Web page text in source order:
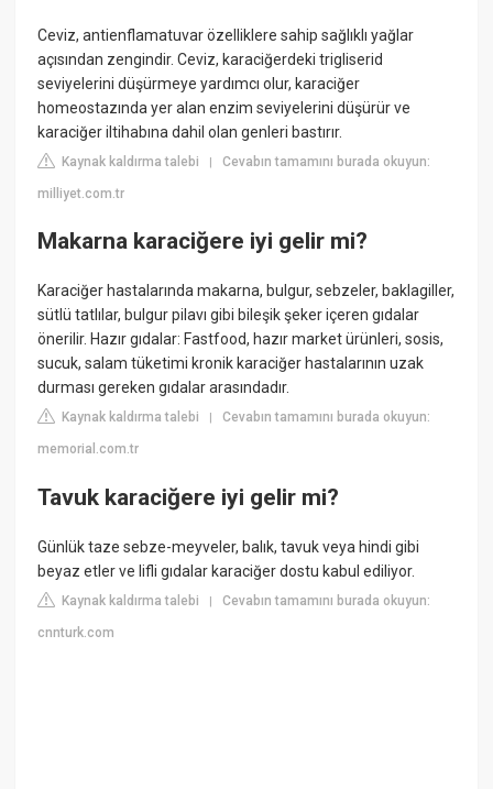
Ceviz, antienflamatuvar özelliklere sahip sağlıklı yağlar
açısından zengindir. Ceviz, karaciğerdeki trigliserid
seviyelerini düşürmeye yardımcı olur, karaciğer
homeostazında yer alan enzim seviyelerini düşürür ve
karaciğer iltihabına dahil olan genleri bastırır.
Kaynak kaldırma talebi |Cevabın tamamını burada okuyun:
milliyet.com.tr
Makarna karaciğere iyi gelir mi?
Karaciğer hastalarında makarna, bulgur, sebzeler, baklagiller,
sütlü tatlılar, bulgur pilavı gibi bileşik şeker içeren gıdalar
önerilir. Hazır gıdalar: Fastfood, hazır market ürünleri, sosis,
sucuk, salam tüketimi kronik karaciğer hastalarının uzak
durması gereken gıdalar arasındadır.
Kaynak kaldırma talebi |Cevabın tamamını burada okuyun:
memorial.com.tr
Tavuk karaciğere iyi gelir mi?
Günlük taze sebze-meyveler, balık, tavuk veya hindi gibi
beyaz etler ve lifli gıdalar karaciğer dostu kabul ediliyor.
Kaynak kaldırma talebi |Cevabın tamamını burada okuyun:
cnnturk.com